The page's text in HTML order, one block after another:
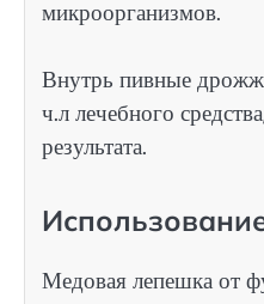
микроорганизмов.
Внутрь пивные
ч.л лечебного
результата.
Медовая лепешка от